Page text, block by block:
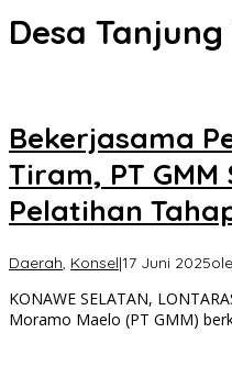
Desa
Bekerjasama
Tiram, PT GMM
Pelatihan
Daerah, Konsel|17 Juni 2025
KONAWE SELATAN,
Moramo Maelo (PT GMM)